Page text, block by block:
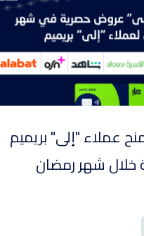
عملاء "إلى" بريميم
خلال شهر رمضان